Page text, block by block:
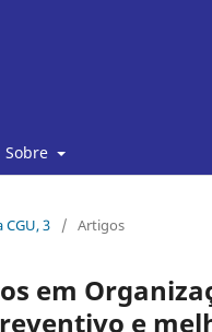
Sobre
CGU, 3 / Artigos
em
e